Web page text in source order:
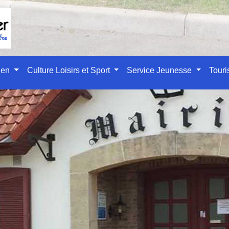
Culture Loisirs et Sport Service Jeunesse
démarches
/AU QUOTIDIEN GUIDE DES DÉMARCHES